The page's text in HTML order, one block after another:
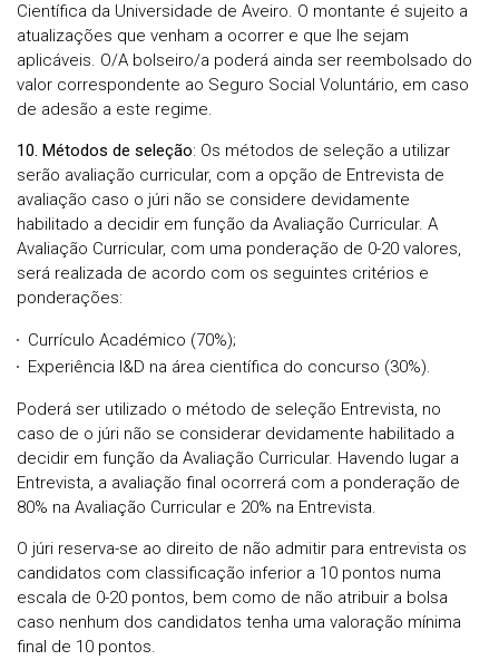
Científica da Universidade de Aveiro. O montante é sujeito a
atualizações que venham a ocorrer e que lhe sejam
aplicáveis. O/A bolseiro/a poderá ainda ser reembolsado do
valor correspondente ao Seguro Social Voluntário, em caso
de adesão a este regime.
10. Métodos de seleção: Os métodos de seleção a utilizar
serão avaliação curricular, com a opção de Entrevista de
avaliação caso o júri não se considere devidamente
habilitado a decidir em função da Avaliação Curricular. A
Avaliação Curricular, com uma ponderação de 0-20 valores,
será realizada de acordo com os seguintes critérios e
ponderações:
Currículo Académico (70%);
Experiência I&D na área científica do concurso (30%).
Poderá ser utilizado o método de seleção Entrevista, no
caso de o júri não se considerar devidamente habilitado a
decidir em função da Avaliação Curricular. Havendo lugar a
Entrevista, a avaliação final ocorrerá com a ponderação de
80% na Avaliação Curricular e 20% na Entrevista.
O júri reserva-se ao direito de não admitir para entrevista os
candidatos com classificação inferior a 10 pontos numa
escala de 0-20 pontos, bem como de não atribuir a bolsa
caso nenhum dos candidatos tenha uma valoração mínima
final de 10 pontos.